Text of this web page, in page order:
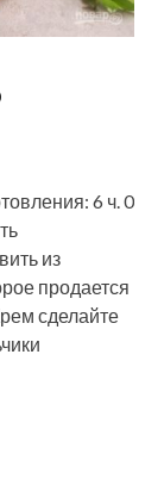
6 ч. 0
из
продается
сделайте